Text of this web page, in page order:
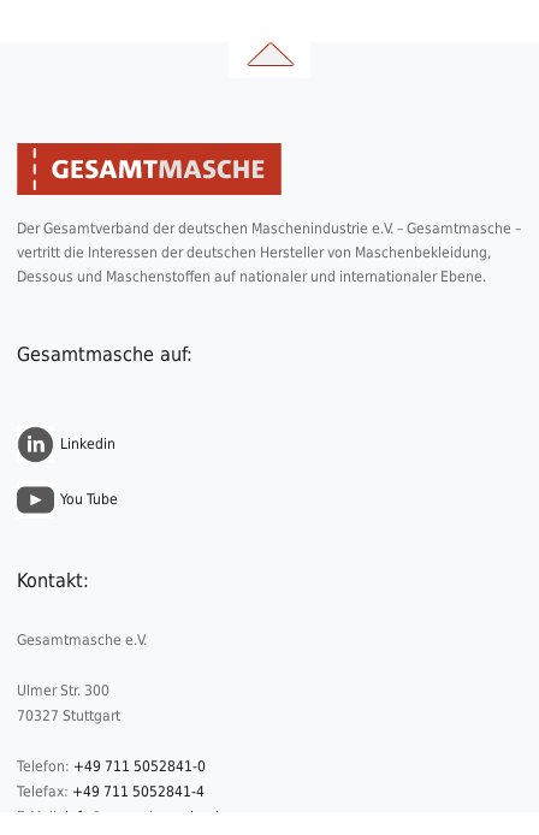
Der Gesamtverband der deutschen Maschenindustrie e.V. – Gesamtmasche –
vertritt die Interessen der deutschen Hersteller von Maschenbekleidung,
Dessous und Maschenstoffen auf nationaler und internationaler Ebene.
Gesamtmasche auf:
Linkedin
You Tube
Kontakt:
Gesamtmasche e.V.
Ulmer Str. 300
70327 Stuttgart
Telefon: +49 711 5052841-0
Telefax: +49 711 5052841-4
E-Mail:
info@gesamtmasche.de